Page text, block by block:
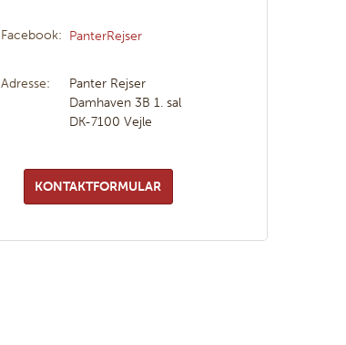
Facebook: PanterRejser
Adresse:
Panter Rejser
Damhaven 3B 1. sal
DK-7100Vejle
KONTAKTFORMULAR